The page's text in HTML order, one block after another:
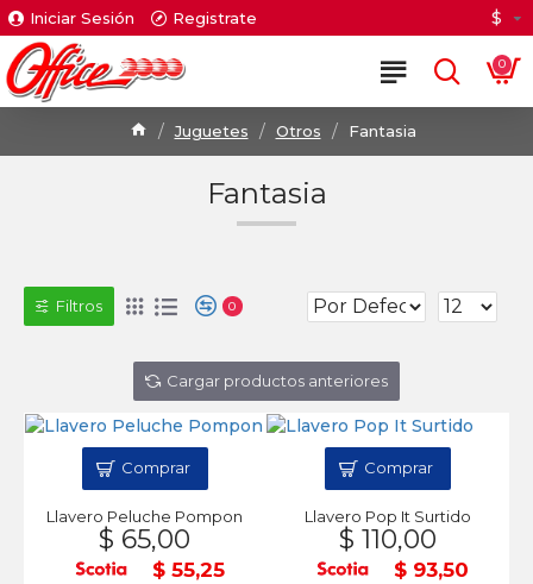
Iniciar Sesión Registrate $
0
Juguetes Otros Fantasia
Fantasia
Filtros 0
Cargar productos anteriores
Llavero Peluche Pompon
$ 65,00
$ 55,25
Comprar
Llavero Pop It Surtido
$ 110,00
$ 93,50
Comprar